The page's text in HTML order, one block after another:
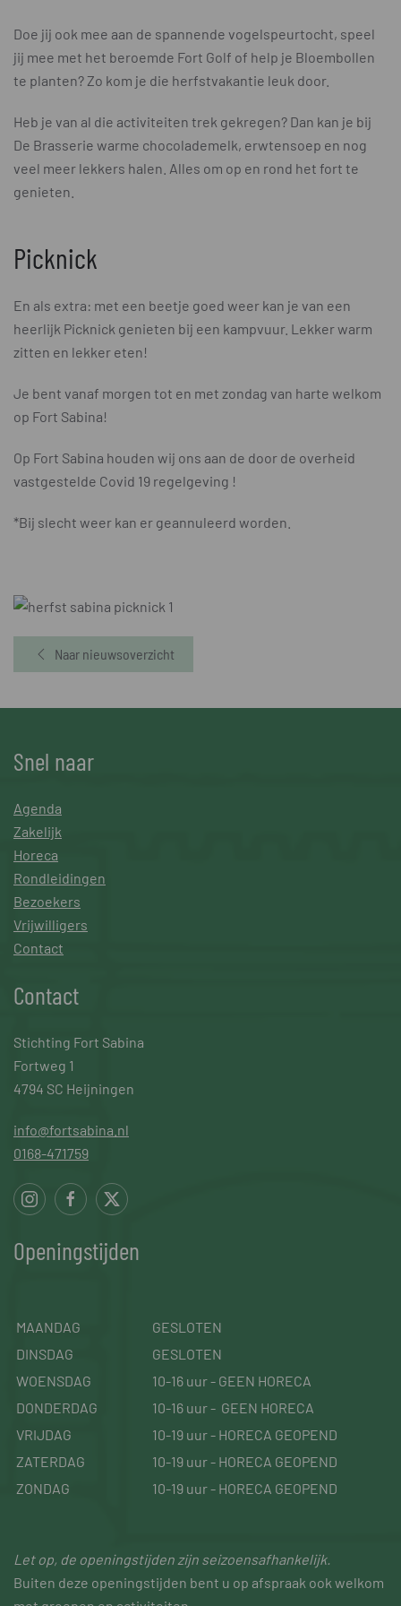
Doe jij ook mee aan de spannende vogelspeurtocht, speel
jij mee met het beroemde Fort Golf of help je Bloembollen
te planten? Zo kom je die herfstvakantie leuk door.
Heb je van al die activiteiten trek gekregen? Dan kan je bij
De Brasserie warme chocolademelk, erwtensoep en nog
veel meer lekkers halen. Alles om op en rond het fort te
genieten.
Picknick
En als extra: met een beetje goed weer kan je van een
heerlijk Picknick genieten bij een kampvuur. Lekker warm
zitten en lekker eten!
Je bent vanaf morgen tot en met zondag van harte welkom
op Fort Sabina!
Op Fort Sabina houden wij ons aan de door de overheid
vastgestelde Covid 19 regelgeving !
*Bij slecht weer kan er geannuleerd worden.
Naar nieuwsoverzicht
Snel naar
Agenda
Zakelijk
Horeca
Rondleidingen
Bezoekers
Vrijwilligers
Contact
Contact
Stichting Fort Sabina
Fortweg 1
4794 SC Heijningen
info@fortsabina.nl
0168-471759
Openingstijden
MAANDAG
GESLOTEN
DINSDAG
GESLOTEN
WOENSDAG
10-16 uur - GEEN HORECA
DONDERDAG
10-16 uur - GEEN HORECA
VRIJDAG
10-19 uur - HORECA GEOPEND
ZATERDAG
10-19 uur - HORECA GEOPEND
ZONDAG
10-19 uur - HORECA GEOPEND
Let op, de openingstijden zijn seizoensafhankelijk.
Buiten deze openingstijden bent u op afspraak ook welkom